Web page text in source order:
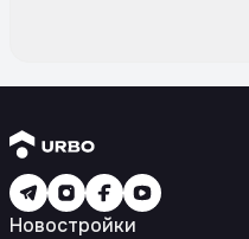
Новостройки